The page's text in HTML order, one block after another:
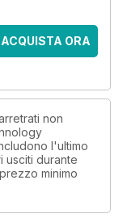
ACQUISTA ORA
non
l'ultimo
usciti durante
minimo